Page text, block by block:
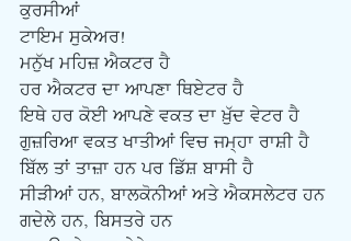
ਕੁਰਸੀਆਂ
ਟਾਇਮ ਸੁਕੇਅਰ!
ਮਨੁੱਖ ਮਹਿਜ਼ ਐਕਟਰ ਹੈ
ਹਰ ਐਕਟਰ ਦਾ ਆਪਣਾ ਥਿਏਟਰ ਹੈ
ਇਥੇ ਹਰ ਕੋਈ ਆਪਣੇ ਵਕਤ ਦਾ ਖ਼ੁੱਦ ਵੇਟਰ ਹੈ
ਗੁਜ਼ਰਿਆ ਵਕਤ ਖਾਤੀਆਂ ਵਿਚ ਜਮ੍ਹਾ ਰਾਸ਼ੀ ਹੈ
ਬਿੱਲ ਤਾਂ ਤਾਜ਼ਾ ਹਨ ਪਰ ਡਿੱਸ਼ ਬਾਸੀ ਹੈ
ਸੀੜੀਆਂ ਹਨ, ਬਾਲਕੋਨੀਆਂ ਅਤੇ ਐਕਸਲੇਟਰ ਹਨ
ਗਦੇਲੇ ਹਨ, ਬਿਸਤਰੇ ਹਨ